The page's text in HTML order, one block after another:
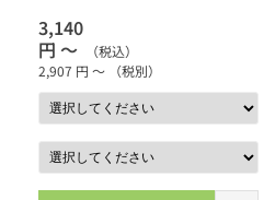
3,140
円 ～
（税込）
2,907 円 ～ （税別）